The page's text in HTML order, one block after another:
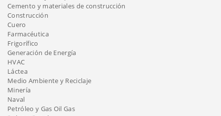
Cemento y materiales de construcción
Construcción
Cuero
Farmacéutica
Frigorífico
Generación de Energía
HVAC
Láctea
Medio Ambiente y Reciclaje
Minería
Naval
Petróleo y Gas Oil Gas